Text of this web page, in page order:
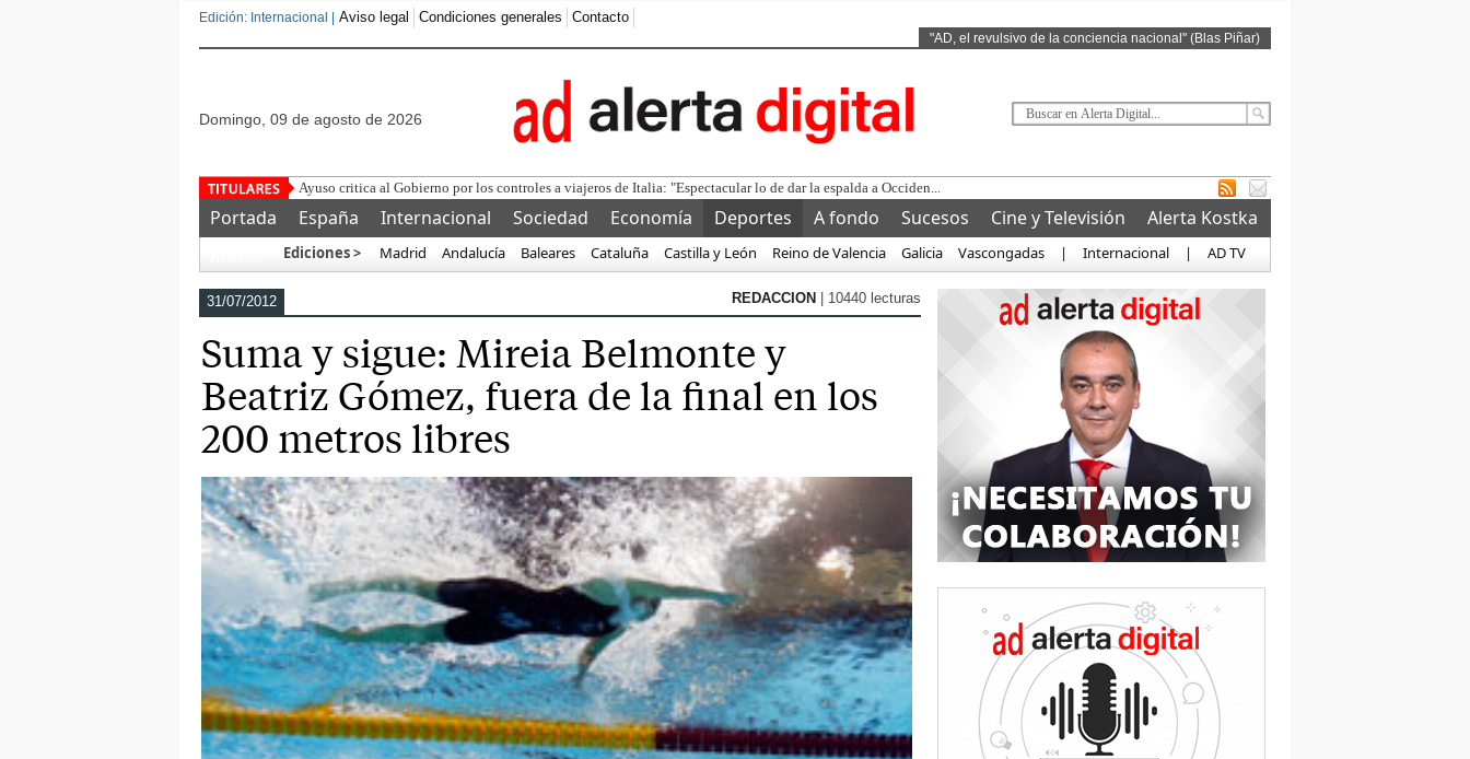
Edición: Internacional | Aviso legal Condiciones generales Contacto
"AD, el revulsivo de la conciencia nacional" (Blas Piñar)
domingo, 09 de agosto de 2026
Portada España Internacional Sociedad Economía Deportes A fondo Sucesos Cine y Televisión
Alerta Kostka
Ediciones > Madrid Andalucía Baleares Cataluña Castilla y León Reino de Valencia Galicia Vascongadas | Internacional | AD TV
31/07/2012 REDACCION | 10440 lecturas
Suma y sigue: Mireia Belmonte y
Beatriz Gómez, fuera de la final en los
200 metros libres